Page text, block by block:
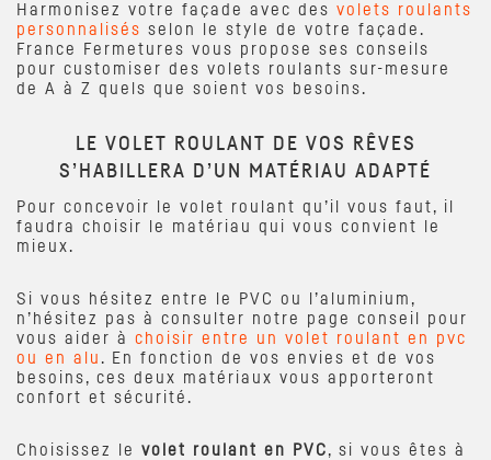
Harmonisez votre façade avec des volets roulants
personnalisés selon le style de votre façade.
France Fermetures vous propose ses conseils
pour customiser des volets roulants sur-mesure
de A à Z quels que soient vos besoins.
LE VOLET ROULANT DE VOS RÊVES
S’HABILLERA D’UN MATÉRIAU ADAPTÉ
Pour concevoir le volet roulant qu’il vous faut, il
faudra choisir le matériau qui vous convient le
mieux.
Si vous hésitez entre le PVC ou l’aluminium,
n’hésitez pas à consulter notre page conseil pour
vous aider à choisir entre un volet roulant en pvc
ou en alu . En fonction de vos envies et de vos
besoins, ces deux matériaux vous apporteront
confort et sécurité.
Choisissez le volet roulant en PVC, si vous êtes à